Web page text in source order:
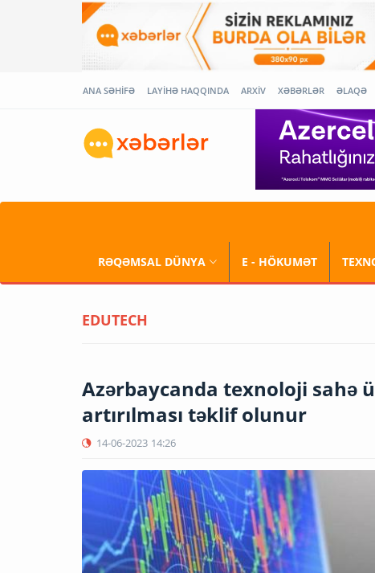
ANA SƏHİFƏ LAYİHƏ HAQQINDA ARXİV XƏBƏRLƏR ƏLAQƏ
RƏQƏMSAL DÜNYA E - HÖKUMƏT
EDUTECH
Azərbaycanda texnoloji sahə
artırılması təklif olunur
14-06-2023 14:26